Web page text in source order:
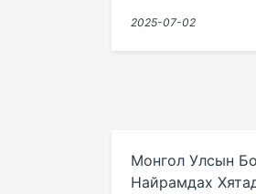
2025-07-02
Монгол Улсын
Найрамдах